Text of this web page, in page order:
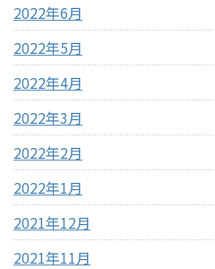
2022年6月
2022年5月
2022年4月
2022年3月
2022年2月
2022年1月
2021年12月
2021年11月